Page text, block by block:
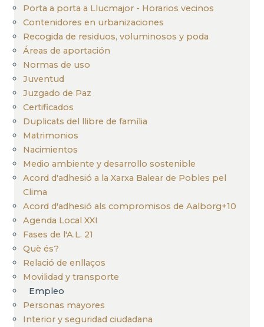
Porta a porta a Llucmajor - Horarios vecinos
Contenidores en urbanizaciones
Recogida de residuos, voluminosos y poda
Áreas de aportación
Normas de uso
Juventud
Juzgado de Paz
Certificados
Duplicats del llibre de família
Matrimonios
Nacimientos
Medio ambiente y desarrollo sostenible
Acord d'adhesió a la Xarxa Balear de Pobles pel
Clima
Acord d'adhesió als compromisos de Aalborg+10
Agenda Local XXI
Fases de l'A.L. 21
Què és?
Relació de enllaços
Movilidad y transporte
Empleo
Personas mayores
Interior y seguridad ciudadana